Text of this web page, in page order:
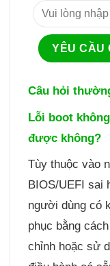
Câu hỏi
Lỗi boot
được không?
Tùy thuộc vào
BIOS/UEFI sai
người dùng có
phục bằng
chỉnh hoặc sử